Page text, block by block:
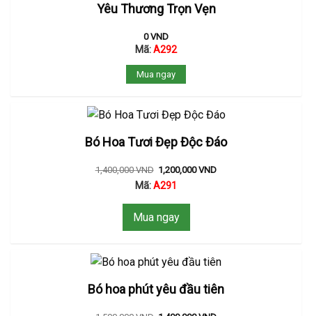
Yêu Thương Trọn Vẹn
0VND
Mã:A292
Mua ngay
Bó Hoa Tươi Đẹp Độc Đáo
1,400,000VND 1,200,000VND
Mã:A291
Mua ngay
Bó hoa phút yêu đầu tiên